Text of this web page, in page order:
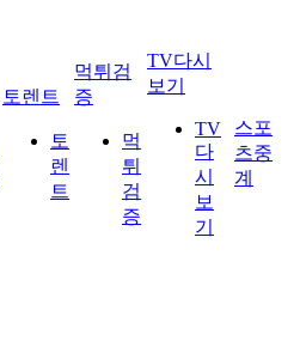
토렌트
토
렌
트
먹튀검
증
먹
튀
검
증
TV다시
보기
TV
다
시
보
기
스포
츠중
계